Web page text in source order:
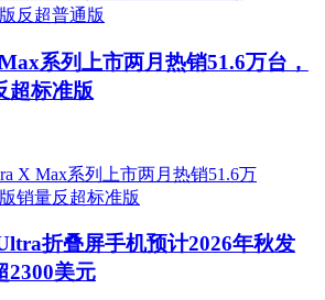
系列上市两月热销51.6万台，
超标准版
折叠屏手机预计2026年秋发
2300美元